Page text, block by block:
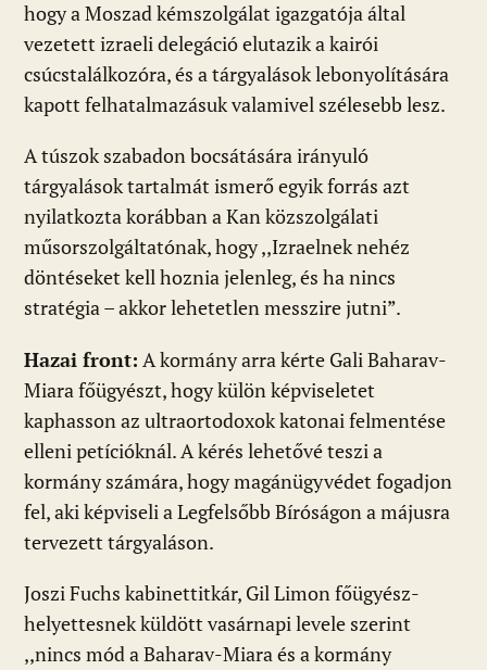
hogy a Moszad kémszolgálat igazgatója által
vezetett izraeli delegáció elutazik a kairói
csúcstalálkozóra, és a tárgyalások lebonyolítására
kapott felhatalmazásuk valamivel szélesebb lesz.
A túszok szabadon bocsátására irányuló
tárgyalások tartalmát ismerő egyik forrás azt
nyilatkozta korábban a Kan közszolgálati
műsorszolgáltatónak, hogy ,,Izraelnek nehéz
döntéseket kell hoznia jelenleg, és ha nincs
stratégia – akkor lehetetlen messzire jutni”.
Hazai front: A kormány arra kérte Gali Baharav-
Miara főügyészt, hogy külön képviseletet
kaphasson az ultraortodoxok katonai felmentése
elleni petícióknál. A kérés lehetővé teszi a
kormány számára, hogy magánügyvédet fogadjon
fel, aki képviseli a Legfelsőbb Bíróságon a májusra
tervezett tárgyaláson.
Joszi Fuchs kabinettitkár, Gil Limon főügyész-
helyettesnek küldött vasárnapi levele szerint
,,nincs mód a Baharav-Miara és a kormány